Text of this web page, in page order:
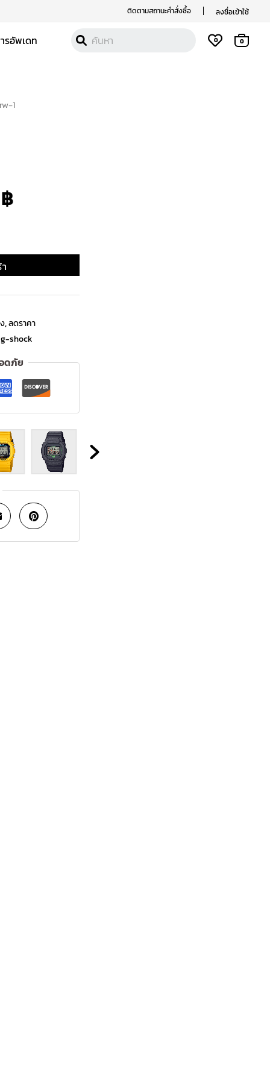
ติดตามสถานะคำสั่งซื้อ ลงชื่อเข้าใช้
รอัพเดท 0 0
1
฿
Current
,ลดราคา
g-shock
ดภัย